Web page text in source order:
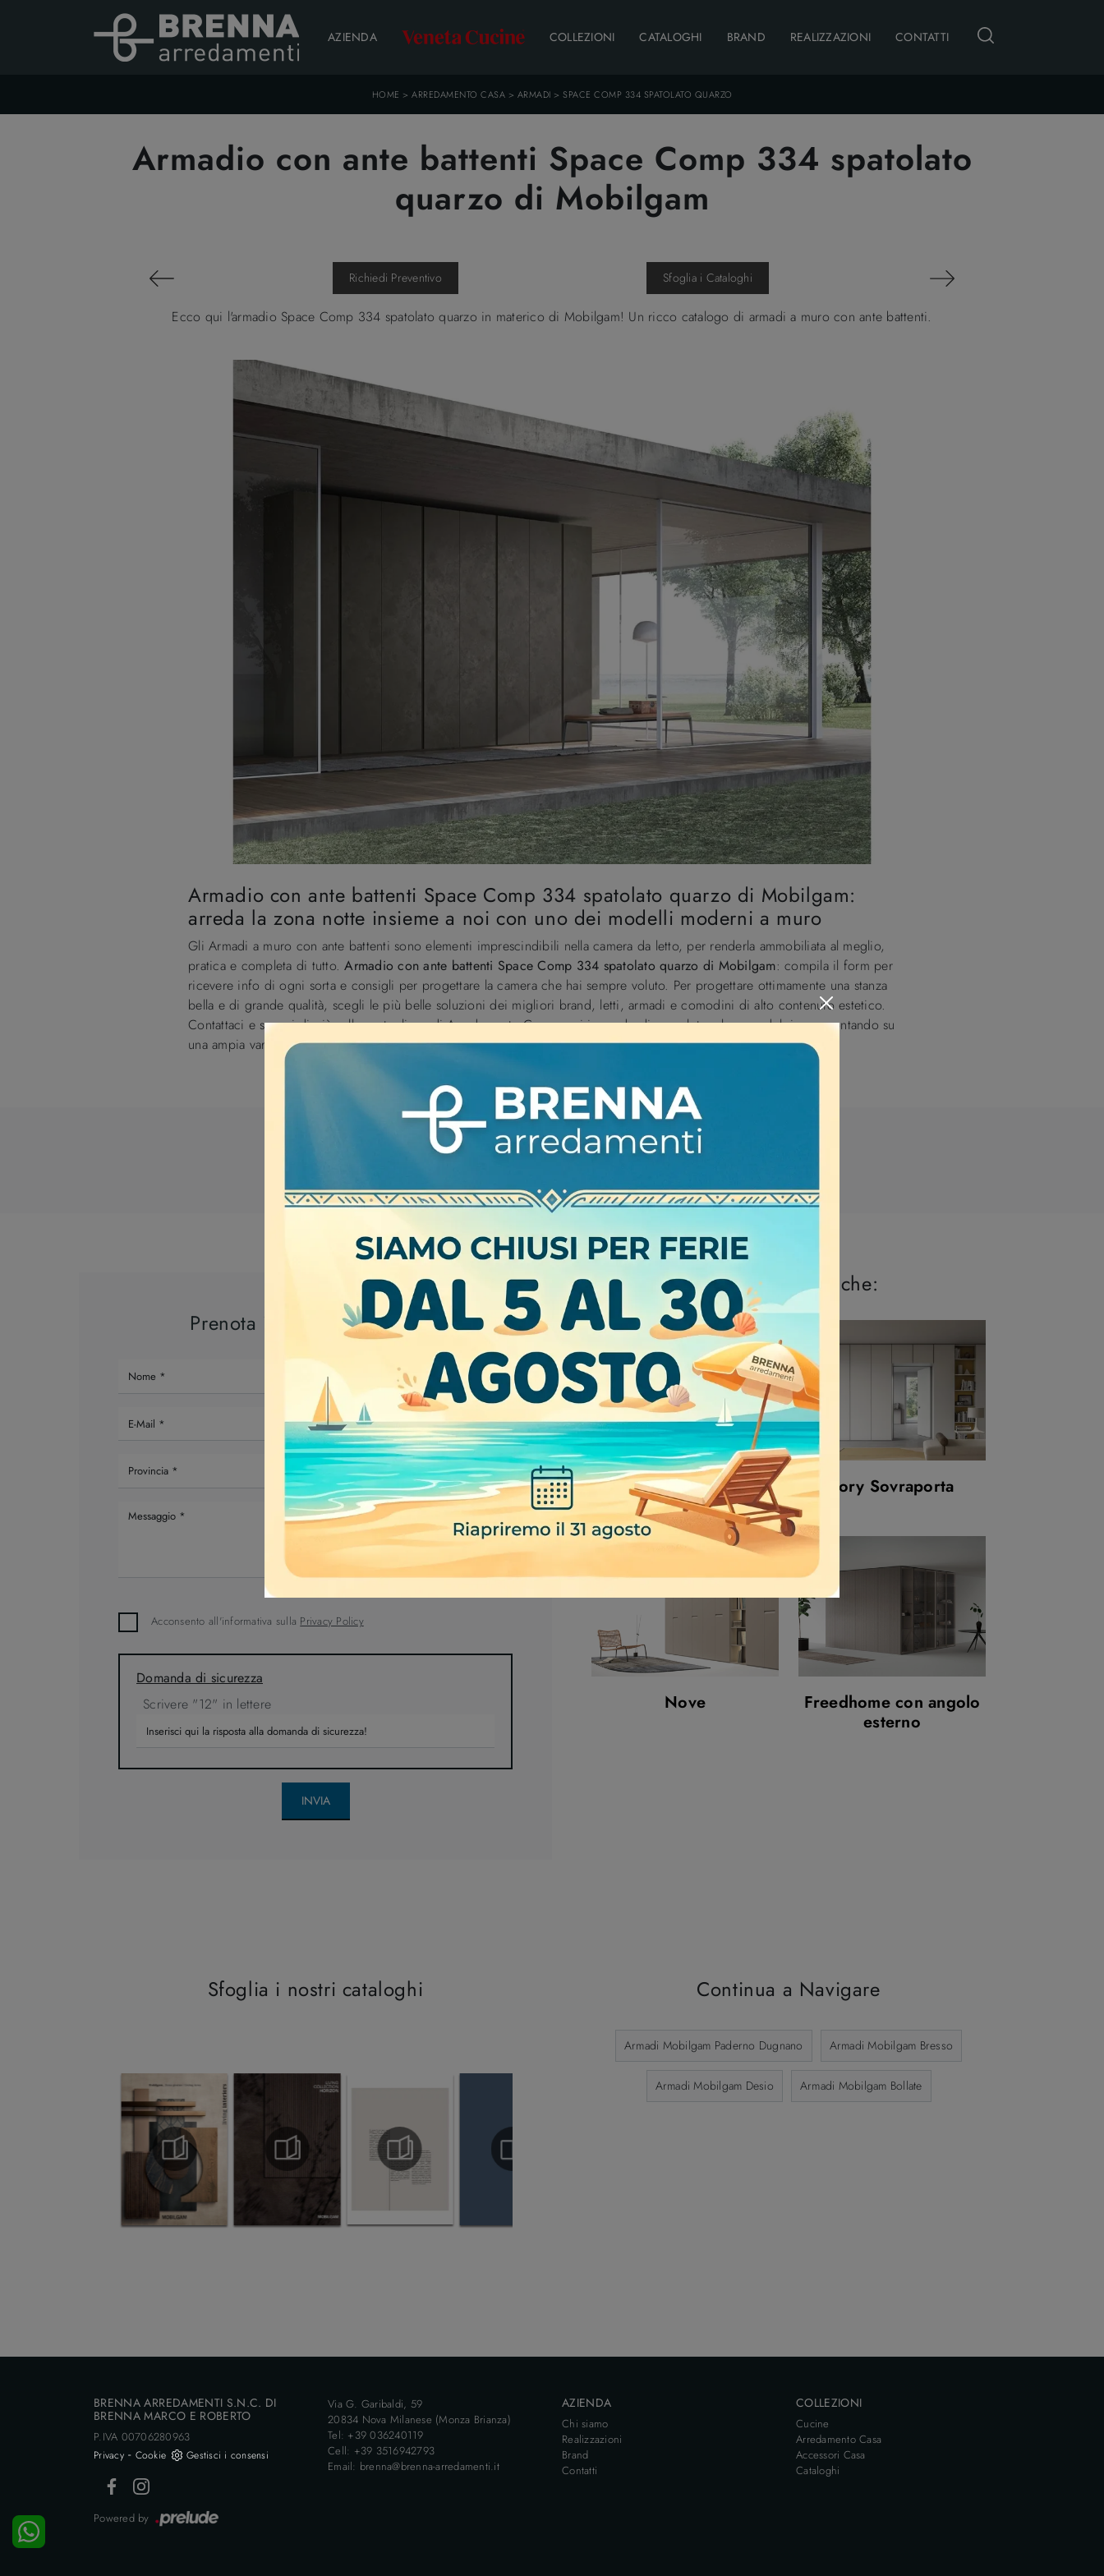
AZIENDA COLLEZIONI CATALOGHI BRAND REALIZZAZIONI CONTATTI
HOME > ARREDAMENTO CASA > ARMADI > SPACE COMP 334 SPATOLATO QUARZO
Armadio con ante battenti Space Comp 334 spatolato
quarzo di Mobilgam
Richiedi Preventivo Sfoglia i Cataloghi
Ecco qui l'armadio Space Comp 334 spatolato quarzo in materico di Mobilgam! Un ricco catalogo di armadi a muro con ante battenti.
Armadio con ante battenti Space Comp 334 spatolato quarzo di Mobilgam:
arreda la zona notte insieme a noi con uno dei modelli moderni a muro
Gli Armadi a muro con ante battenti sono elementi imprescindibili nella camera da letto, per renderla ammobiliata al meglio,
pratica e completa di tutto.Armadio con ante battenti Space Comp 334 spatolato quarzo di Mobilgam: compila il form per
ricevere info di ogni sorta e consigli per progettare la camera che hai sempre voluto. Per progettare ottimamente una stanza
bella e di grande qualità, scegli le più belle soluzioni dei migliori brand, letti, armadi e comodini di alto contenuto estetico.
Contattaci e scopri di più sulla nostra linea di Arredamento Casa: sarai in grado di completare la zona del riposo contando su
una ampia varietà di contenitori moderni, come l'armadio in materico in foto.
CARATTERISTICHE
Prenota il tuo appuntamento
Acconsento all'informativa sulla Privacy Policy
Domanda di sicurezza
Scrivere "12" in lettere
INVIA
Non perderti anche:
Dream Comp 350 Lory Sovraporta
Nove
Freedhome con angolo
esterno
Sfoglia i nostri cataloghi Continua a Navigare
Armadi Mobilgam Paderno Dugnano Armadi Mobilgam Bresso
Armadi Mobilgam Desio Armadi Mobilgam Bollate
BRENNA ARREDAMENTI S.N.C. DI
BRENNA MARCO E ROBERTO
P.IVA 00706280963
Privacy- Cookie Gestisci i consensi
Via G. Garibaldi, 59
20834 Nova Milanese (Monza Brianza)
Tel: +39 036240119
Cell: +39 3516942793
Email: brenna@brenna-arredamenti.it
AZIENDA
Chi siamo
Realizzazioni
Brand
Contatti
COLLEZIONI
Cucine
Arredamento Casa
Accessori Casa
Cataloghi
Powered by